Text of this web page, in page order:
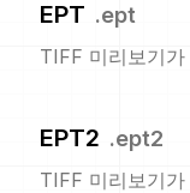
EPT .ept
TIFF 미리보기
EPT2 .ept2
TIFF 미리보기